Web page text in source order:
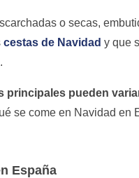
o secas,
cestas de Navidad y que
principales pueden
se come en Navidad en
España